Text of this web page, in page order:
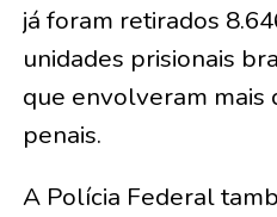
já foram retirados
unidades prisionais
que envolveram mais
penais.
A Polícia Federal